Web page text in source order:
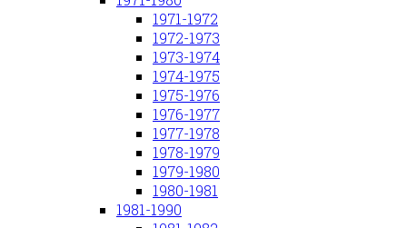
1971-1972
1972-1973
1973-1974
1974-1975
1975-1976
1976-1977
1977-1978
1978-1979
1979-1980
1980-1981
1981-1990